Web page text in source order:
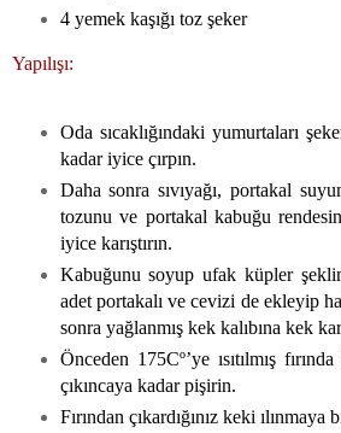
4 yemek kaşığı toz şeker
Yapılışı:
Oda sıcaklığındaki yumurtaları
kadar iyice çırpın.
Daha sonra sıvıyağı, portakal
tozunu ve portakal kabuğu
iyice karıştırın.
Kabuğunu soyup ufak küpler
adet portakalı ve cevizi de ekleyip
sonra yağlanmış kek kalıbına kek
Önceden 175Cº’ye ısıtılmış
çıkıncaya kadar pişirin.
Fırından çıkardığınız keki ılınmaya